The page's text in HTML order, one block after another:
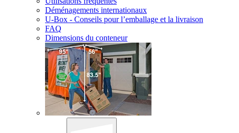
Déménagements internationaux
U-Box - Conseils pour l’emballage et la livraison
FAQ
Dimensions du conteneur